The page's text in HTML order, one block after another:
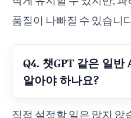
품질이 나빠질 수 있습니
Q4. 챗GPT 같은 일
알아야 하나요?
직접 설정할 일은 많지 않